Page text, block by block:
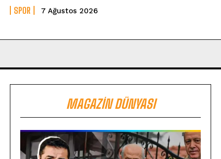
SPOR 7 Ağustos 2026
MAGAZIN DÜNYASI